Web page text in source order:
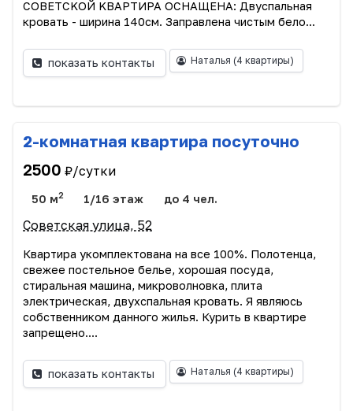
COВEТCKOЙ KBAРТИРА ОСНАЩЕНА: Двуспальная
кровать - ширина 140см. Заправлена чистым бело...
показать контакты Наталья (4 квартиры)
2-комнатная квартира посуточно
2500 ₽/сутки
50 м2 1/16 этаж до 4 чел.
Советская улица, 52
Квартира укомплектована на все 100%. Полотенца,
свежее постельное белье, хорошая посуда,
стиральная машина, микроволновка, плита
электрическая, двухспальная кровать. Я являюсь
собственником данного жилья. Курить в квартире
запрещено....
показать контакты Наталья (4 квартиры)